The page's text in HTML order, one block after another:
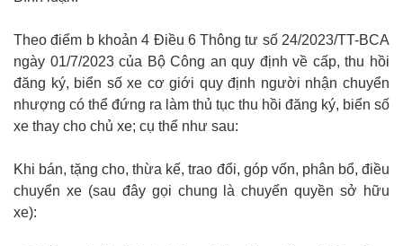
Theo điểm b khoản 4 Điều 6 Thông tư số 24/2023/TT-BCA
ngày 01/7/2023 của Bộ Công an quy định về cấp, thu hồi
đăng ký, biển số xe cơ giới quy định người nhận chuyển
nhượng có thể đứng ra làm thủ tục thu hồi đăng ký, biển số
xe thay cho chủ xe; cụ thể như sau:
Khi bán, tặng cho, thừa kế, trao đổi, góp vốn, phân bổ, điều
chuyển xe (sau đây gọi chung là chuyển quyền sở hữu
xe):